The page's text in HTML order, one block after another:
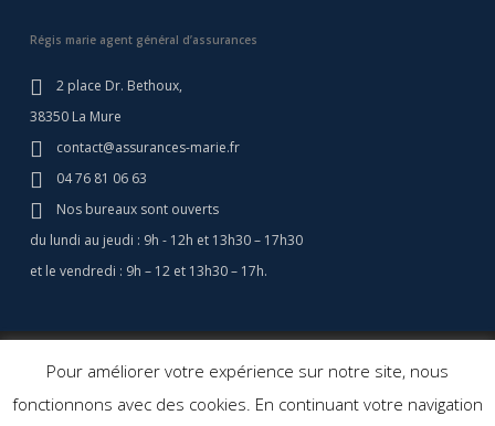
Régis marie agent général d’assurances
2 place Dr. Bethoux,
38350 La Mure
contact@assurances-marie.fr
04 76 81 06 63
Nos bureaux sont ouverts
du lundi au jeudi : 9h - 12h et 13h30 – 17h30
et le vendredi : 9h – 12 et 13h30 – 17h.
© 2026 Assurances Marie - Assurance Camping Car - Régis Marie
Cerf à Lunettes
Pour améliorer votre expérience sur notre site, nous
fonctionnons avec des cookies. En continuant votre navigation